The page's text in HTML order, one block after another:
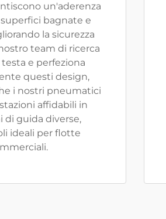
un'aderenza
bagnate e
la sicurezza
team di ricerca
e perfeziona
questi design,
i nostri pneumatici
affidabili in
di guida diverse,
ideali per flotte